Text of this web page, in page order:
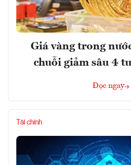
Giá vàng trong
chuỗi giảm sâu 4
Đọc ngay
Tài chính